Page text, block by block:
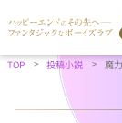
TOP 投稿小説 魔